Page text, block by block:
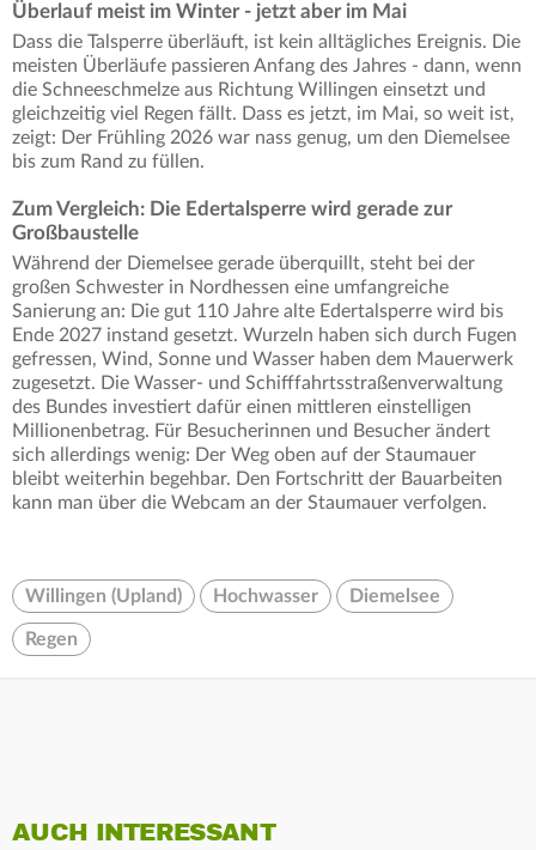
Überlauf meist im Winter - jetzt aber im Mai
Dass die Talsperre überläuft, ist kein alltägliches Ereignis. Die
meisten Überläufe passieren Anfang des Jahres - dann, wenn
die Schneeschmelze aus Richtung Willingen einsetzt und
gleichzeitig viel Regen fällt. Dass es jetzt, im Mai, so weit ist,
zeigt: Der Frühling 2026 war nass genug, um den Diemelsee
bis zum Rand zu füllen.
Zum Vergleich: Die Edertalsperre wird gerade zur
Großbaustelle
Während der Diemelsee gerade überquillt, steht bei der
großen Schwester in Nordhessen eine umfangreiche
Sanierung an: Die gut 110 Jahre alte Edertalsperre wird bis
Ende 2027 instand gesetzt. Wurzeln haben sich durch Fugen
gefressen, Wind, Sonne und Wasser haben dem Mauerwerk
zugesetzt. Die Wasser- und Schifffahrtsstraßenverwaltung
des Bundes investiert dafür einen mittleren einstelligen
Millionenbetrag. Für Besucherinnen und Besucher ändert
sich allerdings wenig: Der Weg oben auf der Staumauer
bleibt weiterhin begehbar. Den Fortschritt der Bauarbeiten
kann man über die Webcam an der Staumauer verfolgen.
Willingen (Upland) Hochwasser Diemelsee
Regen
AUCH INTERESSANT